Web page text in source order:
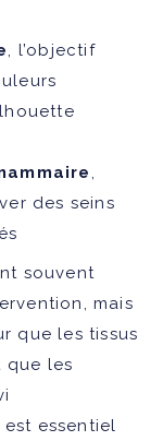
, l’objectif
,
des seins
souvent
mais
que les tissus
que les
essentiel